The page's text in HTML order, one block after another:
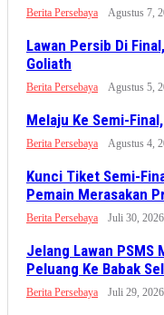
Berita Persebaya Agustus 7,
Lawan Persib Di
Goliath
Berita Persebaya Agustus 5,
Melaju Ke Semi-
Berita Persebaya Agustus 4,
Kunci Tiket Semi-
Pemain Merasakan
Berita Persebaya Juli 30, 2026
Jelang Lawan PSMS
Peluang Ke Babak
Berita Persebaya Juli 29, 2026